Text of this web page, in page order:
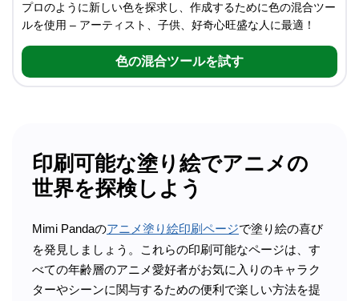
プロのように新しい色を探求し、作成するために色の混合ツー
ルを使用 – アーティスト、子供、好奇心旺盛な人に最適！
色の混合ツールを試す
印刷可能な塗り絵でアニメの
世界を探検しよう
Mimi Pandaのアニメ塗り絵印刷ページで塗り絵の喜び
を発見しましょう。これらの印刷可能なページは、す
べての年齢層のアニメ愛好者がお気に入りのキャラク
ターやシーンに関与するための便利で楽しい方法を提